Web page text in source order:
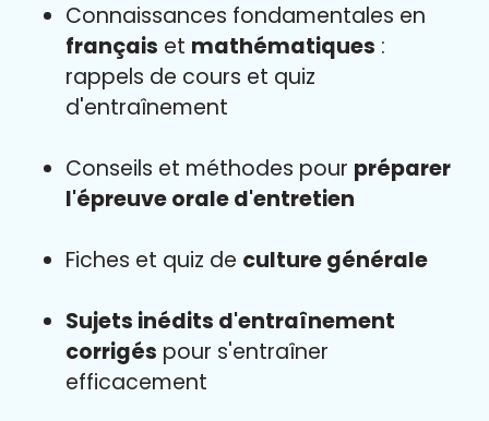
Connaissances fondamentales en
français et mathématiques :
rappels de cours et quiz
d'entraînement
Conseils et méthodes pour préparer
l'épreuve orale d'entretien
Fiches et quiz de culture générale
Sujets inédits d'entraînement
corrigés pour s'entraîner
efficacement